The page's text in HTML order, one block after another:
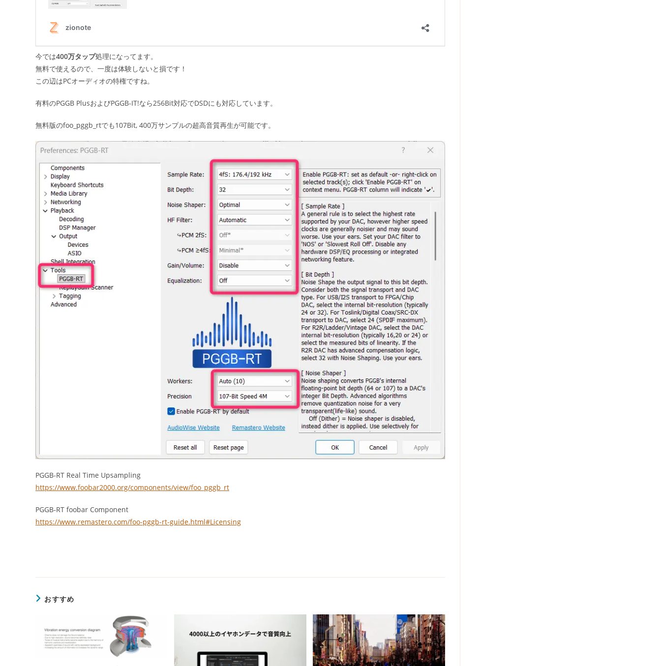
今では400万タップ処理になってます。
無料で使えるので、一度は体験しないと損です！
この辺はPCオーディオの特権ですね。
有料のPGGB PlusおよびPGGB-IT!なら256Bit対応でDSDにも対応しています。
無料版のfoo_pggb_rtでも107Bit, 400万サンプルの超高音質再生が可能です。
PGGB-RT Real Time Upsampling
https://www.foobar2000.org/components/view/foo_pggb_rt
PGGB-RT foobar Component
https://www.remastero.com/foo-pggb-rt-guide.html#Licensing
おすすめ